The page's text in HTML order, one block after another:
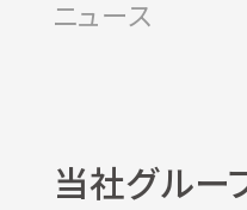
ニュース
当社グルー